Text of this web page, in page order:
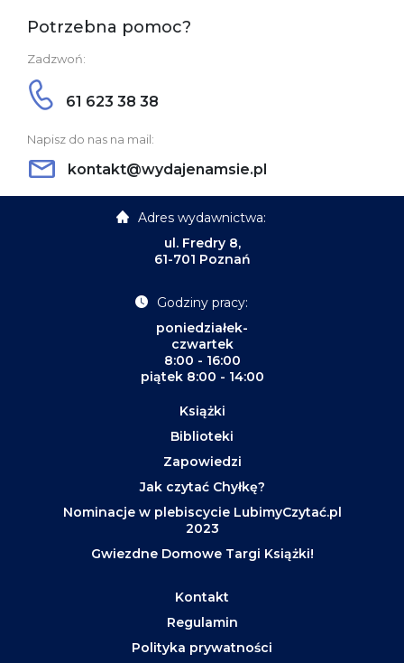
Potrzebna pomoc?
Zadzwoń:
61 623 38 38
Napisz do nas na mail:
kontakt@wydajenamsie.pl
Adres wydawnictwa:
ul. Fredry 8,
61-701 Poznań
Godziny pracy:
poniedziałek-
czwartek
8:00 - 16:00
piątek 8:00 - 14:00
Książki
Biblioteki
Zapowiedzi
Jak czytać Chyłkę?
Nominacje w plebiscycie LubimyCzytać.pl
2023
Gwiezdne Domowe Targi Książki!
Kontakt
Regulamin
Polityka prywatności